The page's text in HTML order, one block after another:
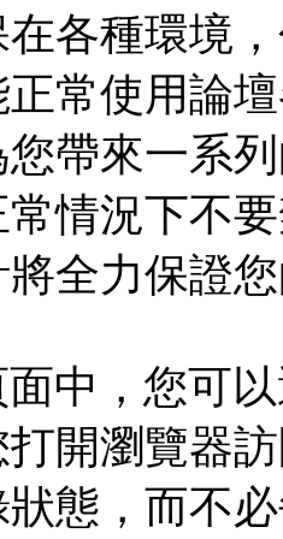
各種環境
常使用論
帶來一系
情況下不
全力保證
中，您可以
打開瀏覽器
狀態，而不